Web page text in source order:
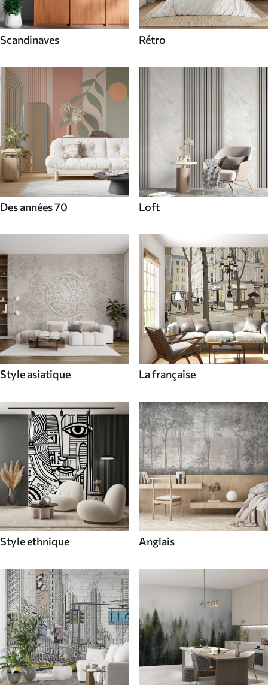
Scandinaves Rétro
Des années 70 Loft
Style asiatique La française
Style ethnique Anglais